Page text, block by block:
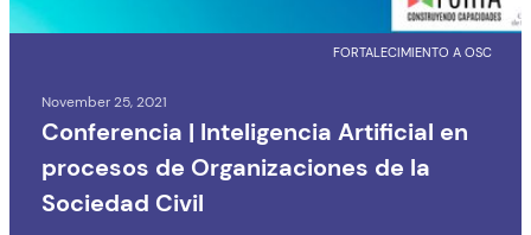
FORTALECIMIENTO A OSC
November 25, 2021
Conferencia | Inteligencia Artificial en
procesos de Organizaciones de la
Sociedad Civil